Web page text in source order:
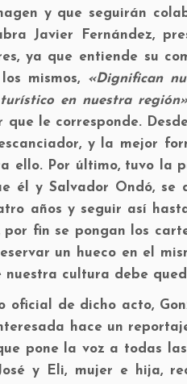
y que seguirán
Javier Fernández,
ya que entiende su
mismos, «Dignifican
en nuestra
le corresponde.
y la mejor
ello. Por último, tuvo la
él y Salvador Ondó, se
años y seguir así
fin se pongan los
un hueco en el
nuestra cultura debe
de dicho acto,
hace un
pone la voz a todas
y Eli, mujer e hija,